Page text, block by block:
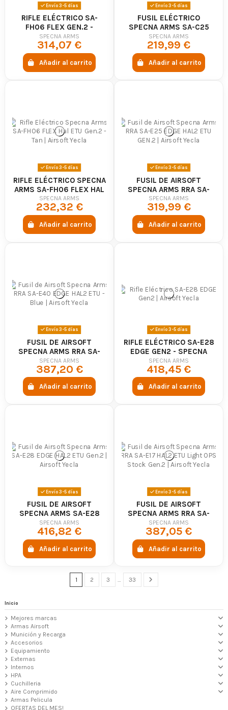
Envío 3-5 días
RIFLE ELÉCTRICO SA-
FH06 FLEX GEN.2 -
SPECNA ARMS
SPECNA ARMS
314,07 €
Añadir al carrito
Envío 3-5 días
FUSIL ELÉCTRICO
SPECNA ARMS SA-C25
CORE HAL ETU GEN.2 -
SPECNA ARMS
SPECNA ARMS
219,99 €
Añadir al carrito
Envío 3-5 días
RIFLE ELÉCTRICO SPECNA
ARMS SA-FH06 FLEX HAL
ETU GEN.2 - TAN
SPECNA ARMS
232,32 €
Añadir al carrito
Envío 3-5 días
FUSIL DE AIRSOFT
SPECNA ARMS RRA SA-
E25 EDGE HAL2 ETU
GEN.2 - CHAOS BRONZE
SPECNA ARMS
319,99 €
Añadir al carrito
Envío 3-5 días
FUSIL DE AIRSOFT
SPECNA ARMS RRA SA-
E40 EDGE HAL2 ETU -
BLUE
SPECNA ARMS
387,20 €
Añadir al carrito
Envío 3-5 días
RIFLE ELÉCTRICO SA-E28
EDGE GEN2 - SPECNA
ARMS
SPECNA ARMS
418,45 €
Añadir al carrito
Envío 3-5 días
FUSIL DE AIRSOFT
SPECNA ARMS SA-E28
EDGE HAL2 ETU GEN.2 -
CHAOS GREY
SPECNA ARMS
416,82 €
Añadir al carrito
Envío 3-5 días
FUSIL DE AIRSOFT
SPECNA ARMS RRA SA-
E17 HAL2 ETU LIGHT OPS
STOCK GEN.2 - SPECNA
ARMS
SPECNA ARMS
387,05 €
Añadir al carrito
1 2 3 33
Inicio
Mejores marcas
Armas Airsoft
Munición y Recarga
Accesorios
Equipamiento
Externas
Internos
HPA
Cuchilleria
Aire Comprimido
Armas Pelicula
OFERTAS DEL MES!